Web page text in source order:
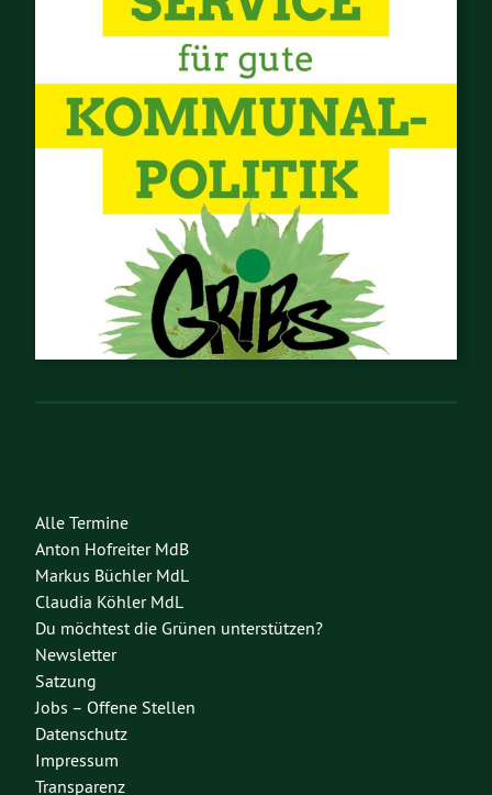
Alle Termine
Anton Hofreiter MdB
Markus Büchler MdL
Claudia Köhler MdL
Du möchtest die Grünen unterstützen?
Newsletter
Satzung
Jobs – Offene Stellen
Datenschutz
Impressum
Transparenz